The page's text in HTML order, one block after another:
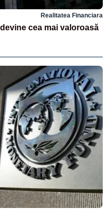
Realitatea Financiara
cea mai valoroasă